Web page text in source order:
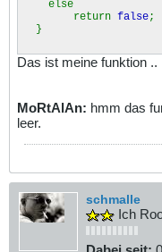
else
return false;
}
Das ist meine funktion ..
MoRtAlAn: hmm das
leer.
schmalle
Ich